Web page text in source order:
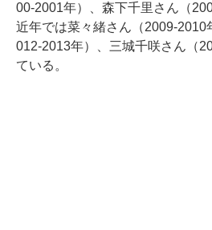
00-2001年）、森下千里さん（
近年では菜々緒さん（2009-2010
012-2013年）、三城千咲さん（
ている。